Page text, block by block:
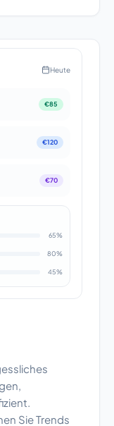
Heute
€85
€120
€70
65%
80%
45%
Sie Trends